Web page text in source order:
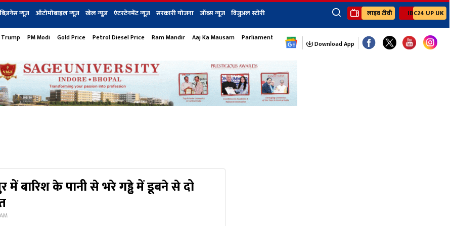
बिज़नेस न्यूज़ ऑटोमोबाइल न्यूज़ खेल न्यूज़ एंटरटेनमेंट न्यूज़ सरकारी योजना जॉब्स न्यूज विजुअल स्टोरी
×
बिज़नेस टेक न्यूज धर्म ऑटोमोबाइल एंटरटेनमेंट खेल जॉब्स न्यूज Youtube Channels
लाइव टीवी IBC24 UP UK
PM Modi Gold Price Petrol Diesel Price Ram Mandir Aaj Ka Mausam Parliament Monsoon Session
Download App
में बारिश के पानी से भरे गड्ढे में डूबने से दो